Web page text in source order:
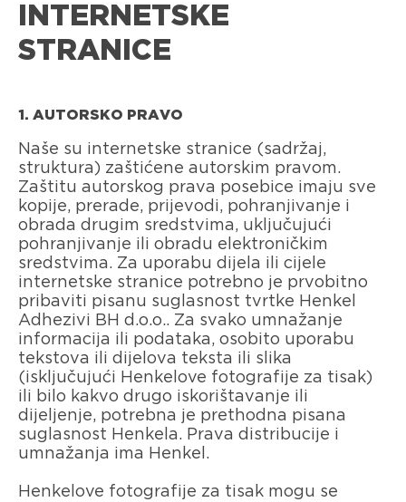
INTERNETSKE
STRANICE
1. AUTORSKO PRAVO
Naše su internetske stranice (sadržaj,
struktura) zaštićene autorskim pravom.
Zaštitu autorskog prava posebice imaju sve
kopije, prerade, prijevodi, pohranjivanje i
obrada drugim sredstvima, uključujući
pohranjivanje ili obradu elektroničkim
sredstvima. Za uporabu dijela ili cijele
internetske stranice potrebno je prvobitno
pribaviti pisanu suglasnost tvrtke Henkel
Adhezivi BH d.o.o.. Za svako umnažanje
informacija ili podataka, osobito uporabu
tekstova ili dijelova teksta ili slika
(isključujući Henkelove fotografije za tisak)
ili bilo kakvo drugo iskorištavanje ili
dijeljenje, potrebna je prethodna pisana
suglasnost Henkela. Prava distribucije i
umnažanja ima Henkel.
Henkelove fotografije za tisak mogu se